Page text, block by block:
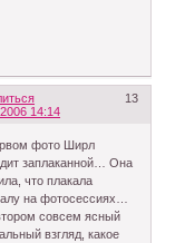
13
14:14
фото Ширл
заплаканной… Она
что плакала
на фотосессиях…
совсем ясный
взгляд, какое